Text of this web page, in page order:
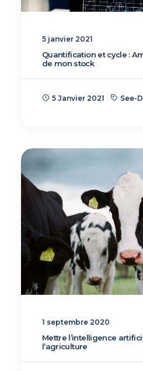
5 janvier 2021
Quantification et cycle :
de mon stock
5 Janvier 2021 See-D
1 septembre 2020
Mettre l’intelligence
l’agriculture